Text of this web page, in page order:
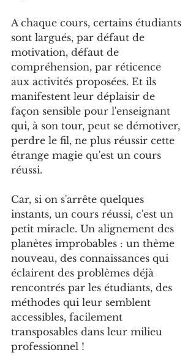
A chaque cours, certains étudiants
sont largués, par défaut de
motivation, défaut de
compréhension, par réticence
aux activités proposées. Et ils
manifestent leur déplaisir de
façon sensible pour l'enseignant
qui, à son tour, peut se démotiver,
perdre le fil, ne plus réussir cette
étrange magie qu'est un cours
réussi.
Car, si on s'arrête quelques
instants, un cours réussi, c'est un
petit miracle. Un alignement des
planètes improbables : un thème
nouveau, des connaissances qui
éclairent des problèmes déjà
rencontrés par les étudiants, des
méthodes qui leur semblent
accessibles, facilement
transposables dans leur milieu
professionnel !